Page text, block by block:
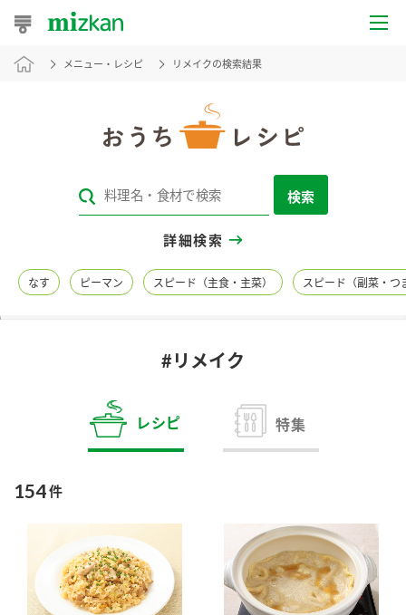
おうちレシピ
レシピカテゴリ一覧
レシピ名特集
商品カテゴリ
お酢ドリンク ぽん酢
ブランド・スペシャルサイト
ブランド・スペシャルサイト トップ
メニュー・レシピ リメイクの検索結果
検索
詳細検索
なす ピーマン スピード（主食・主菜） スピード（副菜・つ
#リメイク
レシピ 特集
154件